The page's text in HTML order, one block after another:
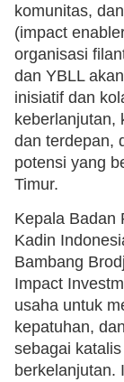
komunitas,
(impact
organisasi
dan YBLL
inisiatif dan
keberlanjutan,
dan terdepan,
potensi yang
Timur.
Kepala Badan
Kadin
Bambang
Impact
usaha untuk
kepatuhan,
sebagai
berkelanjutan.